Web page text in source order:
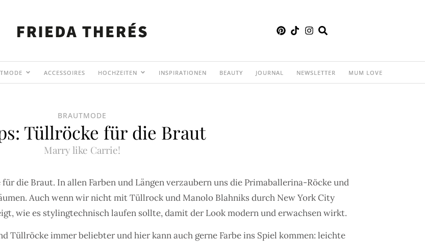
ACCESSOIRES HOCHZEITEN INSPIRATIONEN BEAUTY JOURNAL NEWSLETTER MUM LOVE
BRAUTMODE
Tüllröcke für die Braut
Marry like Carrie!
die Braut. In allen Farben und Längen verzaubern uns die Primaballerina-Röcke und
Auch wenn wir nicht mit Tüllrock und Manolo Blahniks durch New York City
wie es stylingtechnisch laufen sollte, damit der Look modern und erwachsen wirkt.
Tüllröcke immer beliebter und hier kann auch gerne Farbe ins Spiel kommen: leichte